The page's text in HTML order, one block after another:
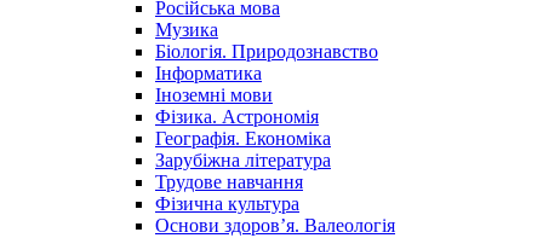
Російська мова
Музика
Біологія. Природознавство
Інформатика
Іноземні мови
Фізика. Астрономія
Географія. Економіка
Зарубіжна література
Трудове навчання
Фізична культура
Основи здоров’я. Валеологія